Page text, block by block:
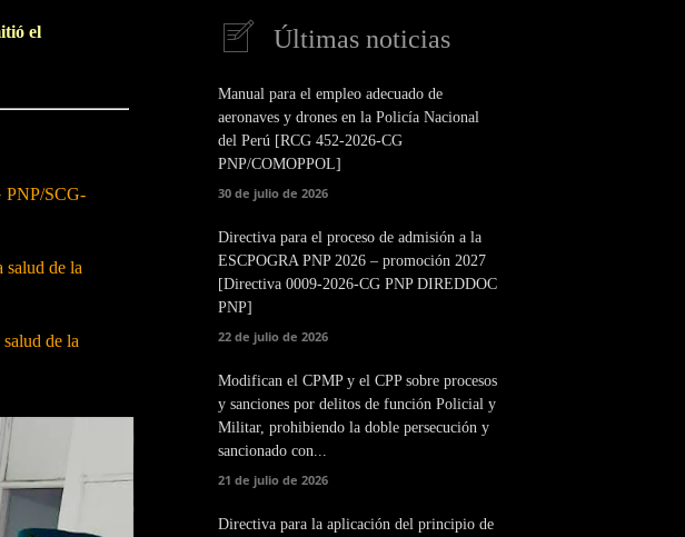
el
PNP/SCG-
salud de la
de la
Últimas noticias
Manual para el empleo adecuado de
aeronaves y drones en la Policía Nacional
del Perú [RCG 452-2026-CG
PNP/COMOPPOL]
30 de julio de 2026
Directiva para el proceso de admisión a la
ESCPOGRA PNP 2026 – promoción 2027
[Directiva 0009-2026-CG PNP DIREDDOC
PNP]
22 de julio de 2026
Modifican el CPMP y el CPP sobre procesos
y sanciones por delitos de función Policial y
Militar, prohibiendo la doble persecución y
sancionado con...
21 de julio de 2026
Directiva para la aplicación del principio de